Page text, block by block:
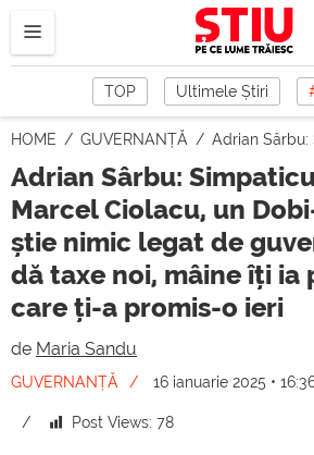
TOP Ultimele Știri
HOME GUVERNANȚĂ Adrian Sârbu: Simpaticul domn Marcel Ciolacu, un Dobi-Tik-Tok, nu știe nimic legat de
Adrian Sârbu:
Marcel Ciolacu, un
știe nimic legat de
dă taxe noi, mâine îți ia
care ți-a promis-o ieri
de Maria Sandu
GUVERNANȚĂ 16 ianuarie 2025 •
Post Views: 78